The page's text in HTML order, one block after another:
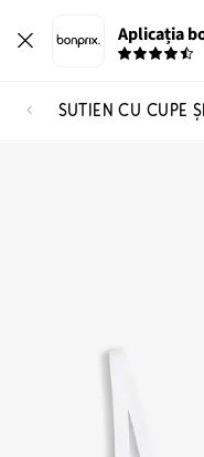
Aplicația